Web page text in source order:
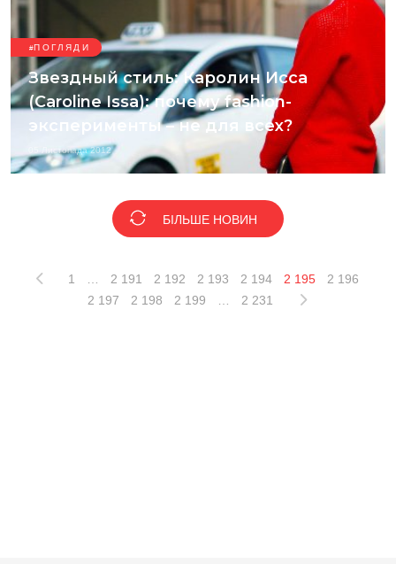
ПОГЛЯДИ
Звездный стиль: Каролин Исса
(Caroline Issa): почему fashion-
эксперименты – не для всех?
05 Листопада 2012
БІЛЬШЕ НОВИН
1 2 191 2 192 2 193 2 194 2 195
2 196
2 197
2 198 2 199 2 231